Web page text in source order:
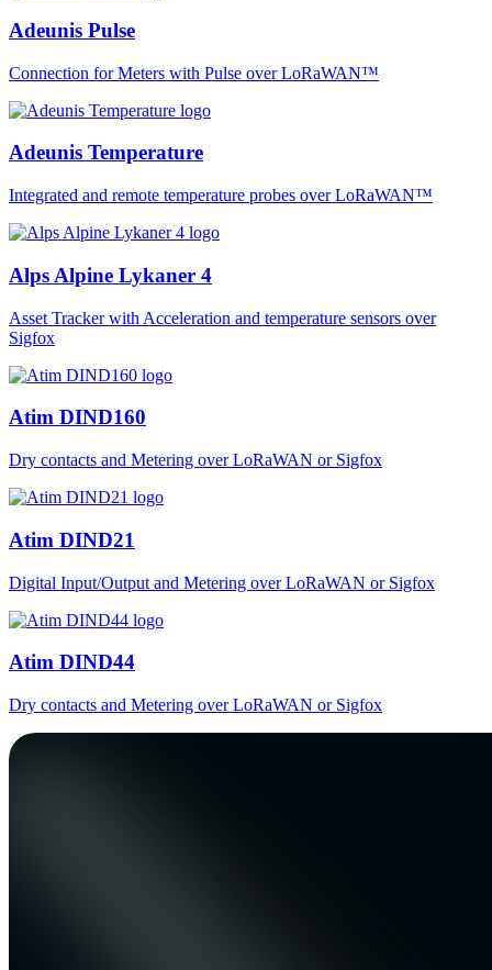
Adeunis Pulse
Connection for Meters with Pulse over LoRaWAN™
Adeunis Temperature
Integrated and remote temperature probes over LoRaWAN™
Alps Alpine Lykaner 4
Asset Tracker with Acceleration and temperature sensors over
Sigfox
Atim DIND160
Dry contacts and Metering over LoRaWAN or Sigfox
Atim DIND21
Digital Input/Output and Metering over LoRaWAN or Sigfox
Atim DIND44
Dry contacts and Metering over LoRaWAN or Sigfox